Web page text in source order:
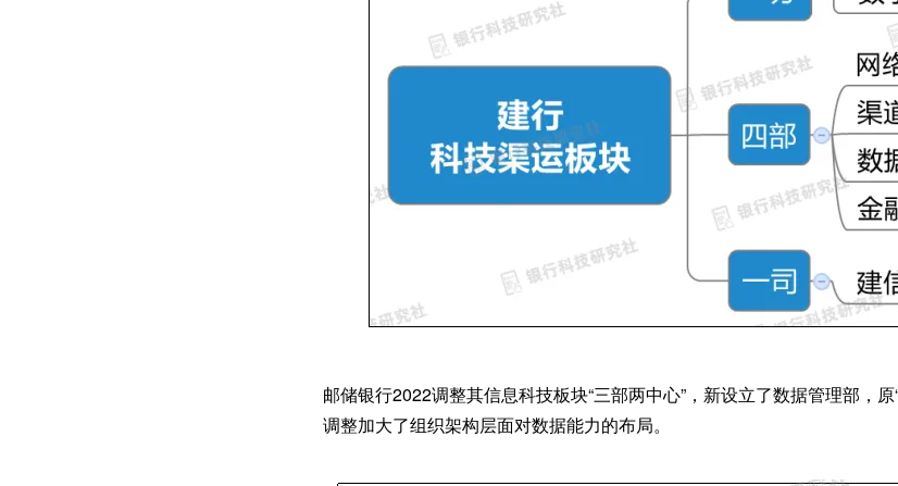
邮储银行2022调整其信息科技板块“三部两中心”，新设立了数据管理部，
调整加大了组织架构层面对数据能力的布局。